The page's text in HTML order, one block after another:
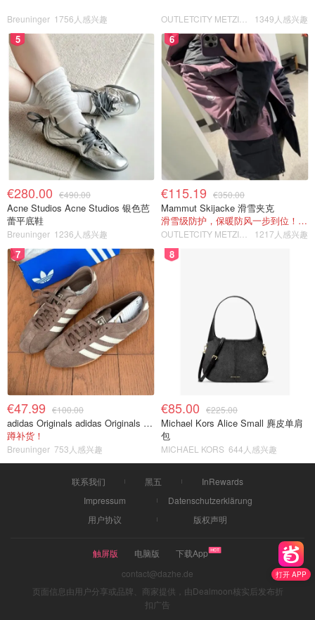
打开 APP
Breuninger 1756人感兴趣 1349人感兴趣
5
€280.00 €490.00
Acne Studios Acne Studios 银色芭
蕾平底鞋
Breuninger 1236人感兴趣
6
€115.19 €350.00
Mammut Skijacke 滑雪夹克
滑雪级防护，保暖防风一步到位！仅剩s！
1217人感兴趣
7
€47.99 €100.00
adidas Originals adidas Originals TOKYO 复古休闲鞋 深棕色
蹲补货！
Breuninger 753人感兴趣
8
€85.00 €225.00
Michael Kors Alice Small 麂皮单肩
包
MICHAEL KORS 644人感兴趣
联系我们 黑五
InRewards
Impressum
Datenschutzerklärung
用户协议
版权声明
触屏版 电脑版
下载App
contact@dazhe.de
页面信息由用户分享或品牌、商家提供，由Dealmoon核实后发布折
扣广告